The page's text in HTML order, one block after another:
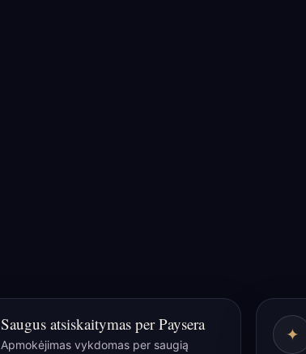
Saugus atsiskaitymas per Paysera
Apmokėjimas vykdomas per saugią
✦